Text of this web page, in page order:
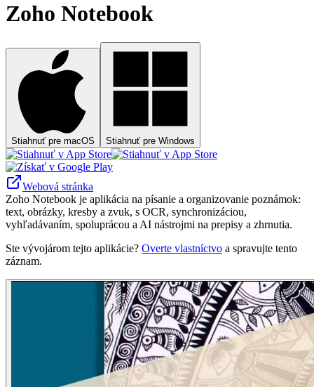
Zoho Notebook
Stiahnuť pre macOS Stiahnuť pre Windows
Webová stránka
Zoho Notebook je aplikácia na písanie a organizovanie poznámok:
text, obrázky, kresby a zvuk, s OCR, synchronizáciou,
vyhľadávaním, spoluprácou a AI nástrojmi na prepisy a zhrnutia.
Ste vývojárom tejto aplikácie? Overte vlastníctvo a spravujte tento
záznam.